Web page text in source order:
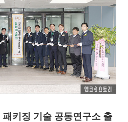
키징 기술 공동연구소 출